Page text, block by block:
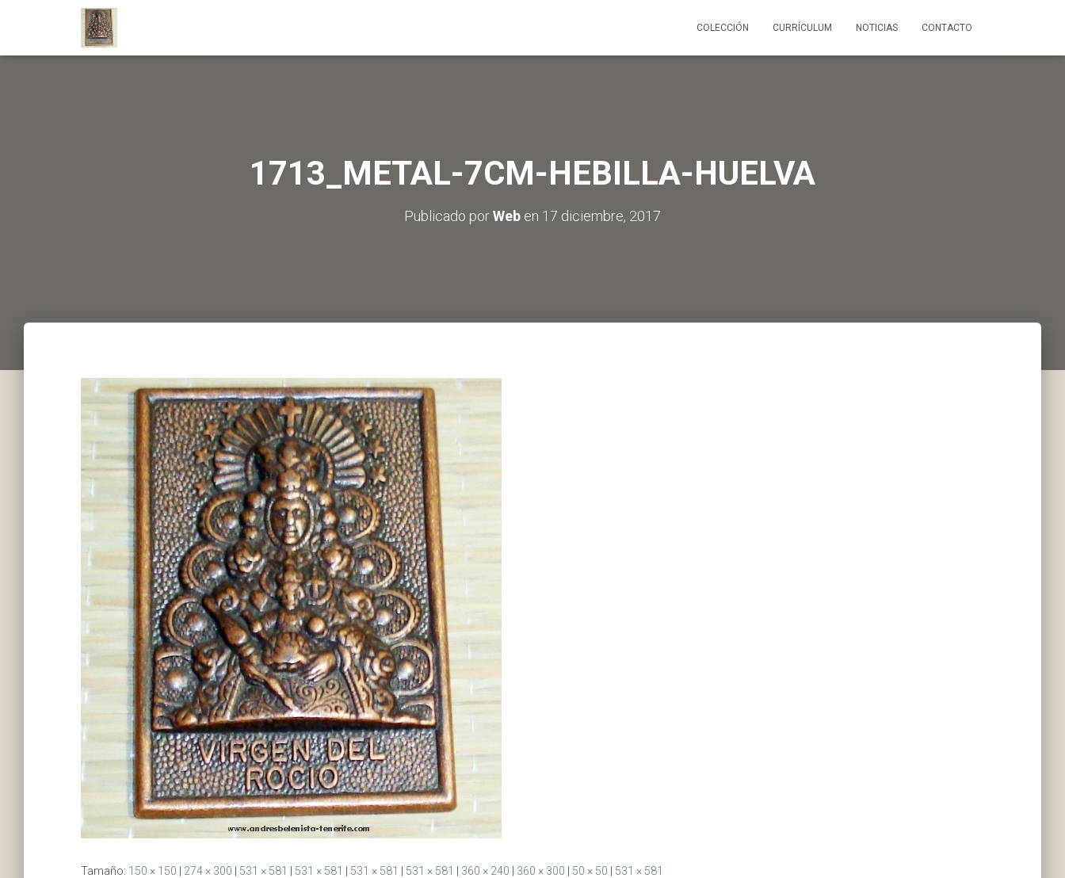
COLECCIÓN CURRÍCULUM NOTICIAS CONTACTO
1713_METAL-7CM-HEBILLA-HUELVA
Publicado porWeb en 17 diciembre, 2017
Tamaño: 150 × 150 274 × 300 531 × 581 531 × 581 531 × 581 531 × 581 360 × 240 360 × 300 50 × 50 531 × 581